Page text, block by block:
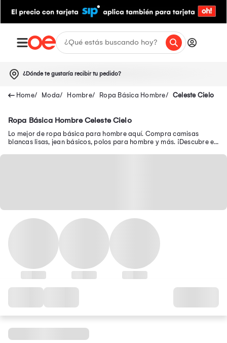
¿Dónde te gustaría recibir tu pedido?
Moda Hombre Ropa Básica Hombre Celeste Cielo
Ropa Básica Hombre Celeste Cielo
Lo mejor de ropa básica para hombre aquí. Compra camisas
blancas lisas, jean básicos, polos para hombre y más. ¡Descubre en